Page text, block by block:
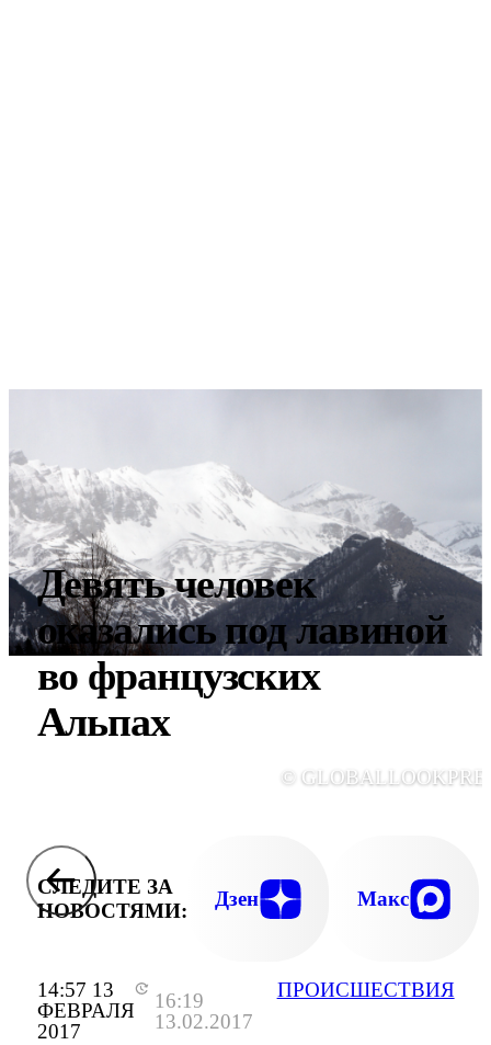
14:57 13
ФЕВРАЛЯ
2017
16:19
13.02.2017
ПРОИСШЕСТВИЯ
Девять человек
оказались под лавиной
во французских
Альпах
©
СЛЕДИТЕ ЗА
НОВОСТЯМИ:
Дзен Макс